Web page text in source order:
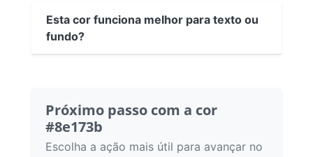
Esta cor funciona melhor para texto ou
fundo?
Próximo passo com a cor
#8e173b
Escolha a ação mais útil para avançar no